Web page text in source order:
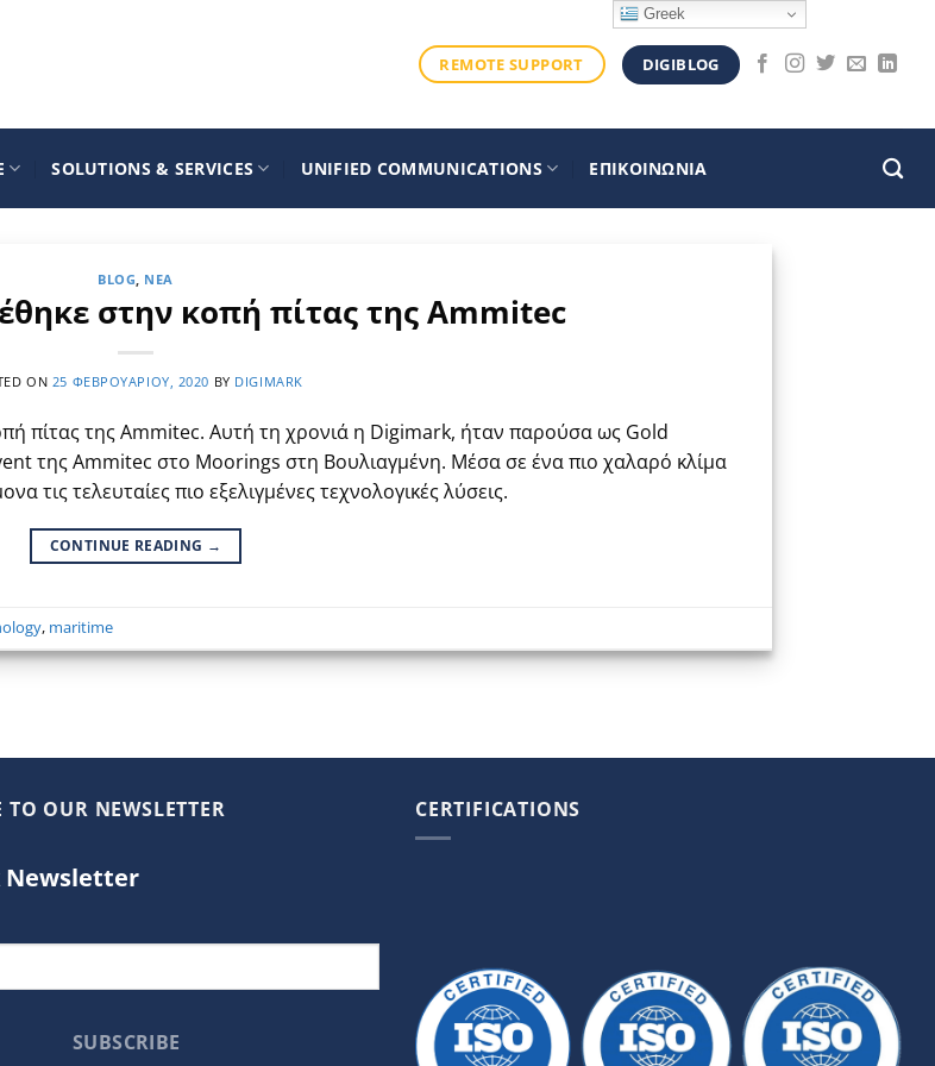
REMOTE SUPPORT DIGIBLOG
SOLUTIONS & SERVICES UNIFIED COMMUNICATIONS ΕΠΙΚΟΙΝΩΝΙΑ
BLOG, ΝΈΑ
στην κοπή πίτας της Ammitec
ON 25 ΦΕΒΡΟΥΑΡΊΟΥ, 2020 BY DIGIMARK
πίτας της Ammitec. Αυτή τη χρονιά η Digimark, ήταν παρούσα ως Gold
της Ammitec στο Moorings στη Βουλιαγμένη. Μέσα σε ένα πιο χαλαρό κλίμα
τις τελευταίες πιο εξελιγμένες τεχνολογικές λύσεις.
CONTINUE READING →
, maritime
TO OUR NEWSLETTER
Newsletter
SUBSCRIBE
CERTIFICATIONS
Greek